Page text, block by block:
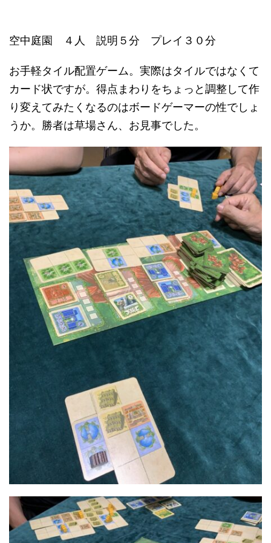
空中庭園 ４人 説明５分 プレイ３０分
お手軽タイル配置ゲーム。実際はタイルではなくて
カード状ですが。得点まわりをちょっと調整して作
り変えてみたくなるのはボードゲーマーの性でしょ
うか。勝者は草場さん、お見事でした。